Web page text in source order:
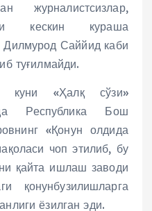
журналистсизлар,
кескин кураша
Саййид каби
туғилмайди.
куни «Ҳалқ сўзи»
Республика Бош
«Қонун олдида
чоп этилиб, бу
қайта ишлаш заводи
қонунбузилишларга
ёзилган эди.